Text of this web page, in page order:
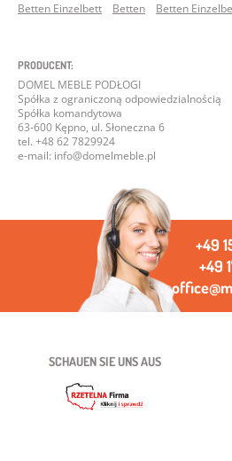
Betten Einzelbett
Betten Betten
PRODUCENT:
DOMEL MEBLE PODŁOGI
Spółka z ograniczoną odpowiedzialnością
Spółka komandytowa
63-600 Kępno, ul. Słoneczna 6
tel. +48 62 7829924
e-mail: info@domelmeble.pl
+49
+49
SCHAUEN SIE UNS AUS